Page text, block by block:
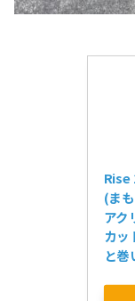
Rise
(ま
アク
カッ
と